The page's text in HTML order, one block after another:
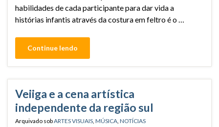
habilidades de cada participante para dar vida a
histórias infantis através da costura em feltro é o …
Continue lendo
Veiiga e a cena artística
independente da região sul
Arquivado sobARTES VISUAIS, MÚSICA, NOTÍCIAS